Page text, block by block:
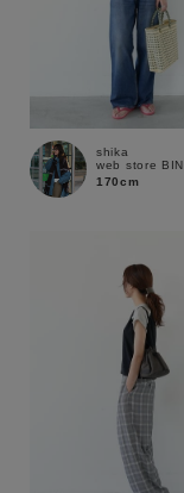
shika
web store
170cm